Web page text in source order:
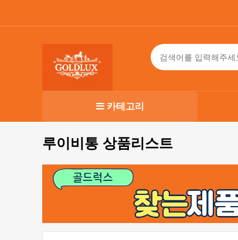
카테고리
루이비통 상품리스트